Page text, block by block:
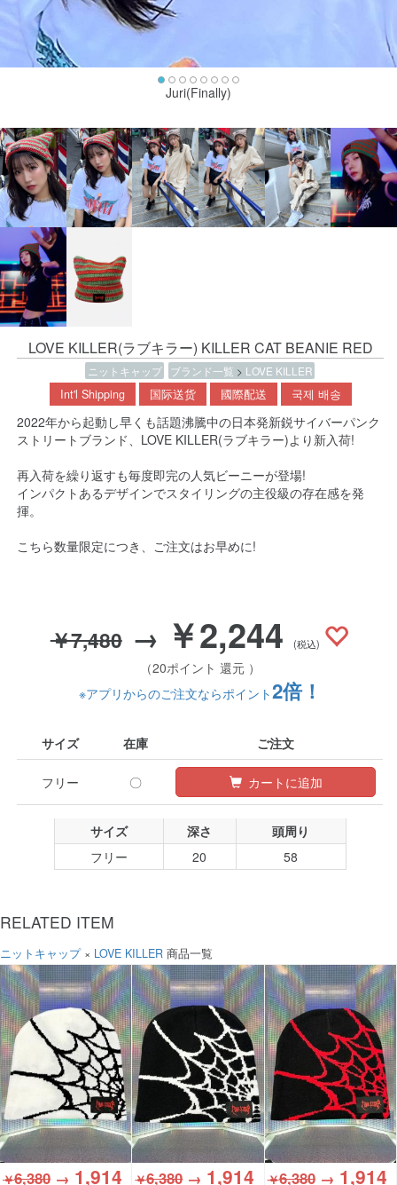
Juri(Finally)
LOVE KILLER(ラブキラー) KILLER CAT BEANIE RED
ニットキャップ ブランド一覧 > LOVE KILLER
Int'l Shipping 国际送货 國際配送 국제 배송
2022年から起動し早くも話題沸騰中の日本発新鋭サイバーパンク
ストリートブランド、LOVE KILLER(ラブキラー)より新入荷!
再入荷を繰り返すも毎度即完の人気ビーニーが登場!
インパクトあるデザインでスタイリングの主役級の存在感を発
揮。
こちら数量限定につき、ご注文はお早めに!
￥7,480 → ￥2,244 (税込)
（20ポイント 還元 ）
※アプリからのご注文ならポイント2倍！
サイズ 在庫 ご注文
フリー 〇 カートに追加
サイズ 深さ
頭周り
フリー
20 58
RELATED ITEM
ニットキャップ× LOVE KILLER 商品一覧
￥6,380 → 1,914 ￥6,380→ 1,914 ￥6,380→ 1,914